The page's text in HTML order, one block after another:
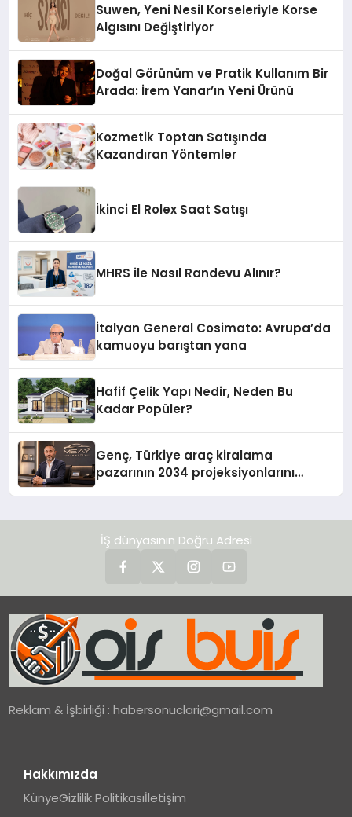
Suwen, Yeni Nesil Korseleriyle Korse
Algısını Değiştiriyor
Doğal Görünüm ve Pratik Kullanım Bir
Arada: İrem Yanar’ın Yeni Ürünü
Kozmetik Toptan Satışında
Kazandıran Yöntemler
İkinci El Rolex Saat Satışı
MHRS ile Nasıl Randevu Alınır?
İtalyan General Cosimato: Avrupa’da
kamuoyu barıştan yana
Hafif Çelik Yapı Nedir, Neden Bu
Kadar Popüler?
Genç, Türkiye araç kiralama
pazarının 2034 projeksiyonlarını
İŞ dünyasının Doğru Adresi
Reklam & İşbirliği :habersonuclari@gmail.com
Hakkımızda
KünyeGizlilik Politikasıİletişim